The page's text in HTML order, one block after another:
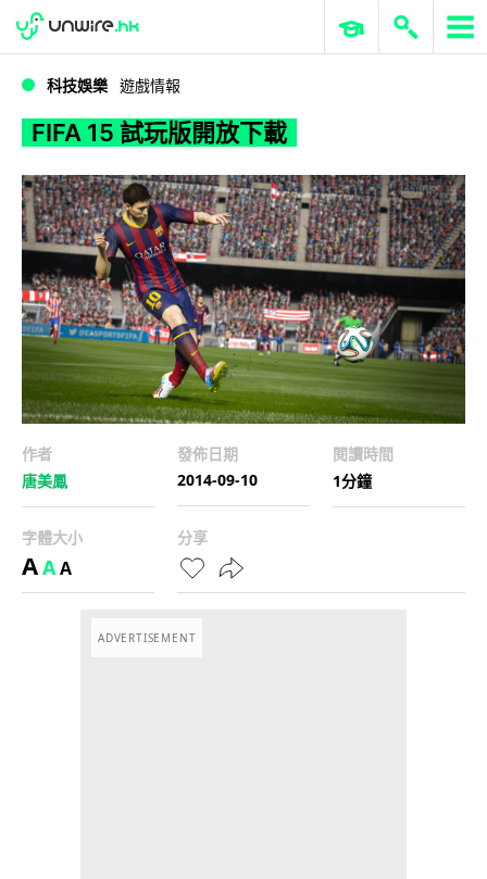
FIFA 15 試玩版開放下載
WWDC 2026 ERP 與商業 AI
科技娛樂 遊戲情報
FIFA 15 試玩版開放下載
作者
唐美鳳
發佈日期
2014-09-10
閱讀時間
1分鐘
字體大小
AAA
分享
ADVERTISEMENT